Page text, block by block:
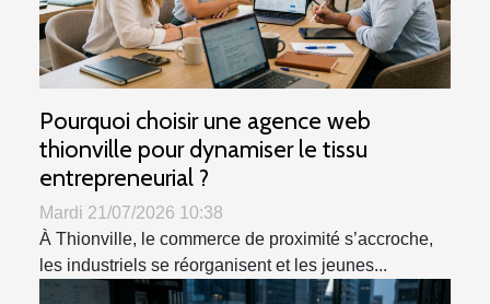
Pourquoi choisir une agence web
thionville pour dynamiser le tissu
entrepreneurial ?
Mardi 21/07/2026 10:38
À Thionville, le commerce de proximité s’accroche,
les industriels se réorganisent et les jeunes...